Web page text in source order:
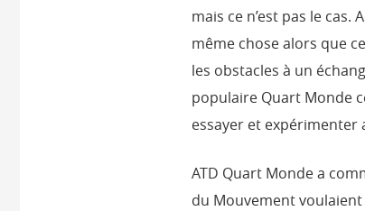
mais ce n’est pas le
même chose alors que
les obstacles à un
populaire Quart Monde
essayer et expérimenter
ATD Quart Monde a
du Mouvement